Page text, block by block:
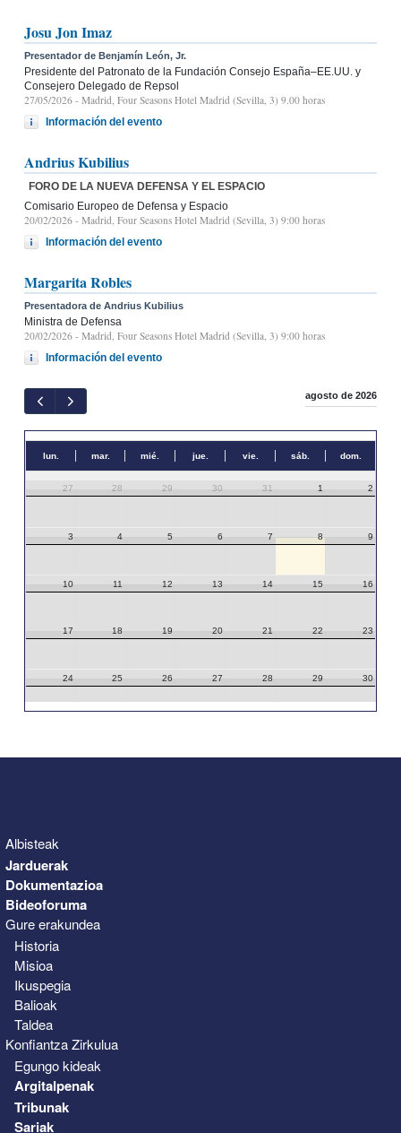
Josu Jon Imaz
Presentador de Benjamín León, Jr.
Presidente del Patronato de la Fundación Consejo España–EE.UU. y
Consejero Delegado de Repsol
27/05/2026 - Madrid, Four Seasons Hotel Madrid (Sevilla, 3) 9.00 horas
Información del evento
Andrius Kubilius
FORO DE LA NUEVA DEFENSA Y EL ESPACIO
Comisario Europeo de Defensa y Espacio
20/02/2026 - Madrid, Four Seasons Hotel Madrid (Sevilla, 3) 9:00 horas
Información del evento
Margarita Robles
Presentadora de Andrius Kubilius
Ministra de Defensa
20/02/2026 - Madrid, Four Seasons Hotel Madrid (Sevilla, 3) 9:00 horas
Información del evento
agosto de 2026
lun. mar. mié. jue. vie. sáb. dom.
27 28 29 30 31 1 2
3 4 5 6 7 8 9
10 11 12 13 14 15 16
17 18 19 20 21 22 23
24 25 26 27 28 29 30
Albisteak
Jarduerak
Dokumentazioa
Bideoforuma
Gure erakundea
Historia
Misioa
Ikuspegia
Balioak
Taldea
Konfiantza Zirkulua
Egungo kideak
Argitalpenak
Tribunak
Sariak